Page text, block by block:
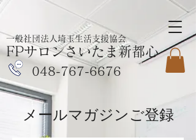
一般社団法人埼玉生活支援協会
FPサロンさいたま新都心
048-767-6676
メールマガジンご登録